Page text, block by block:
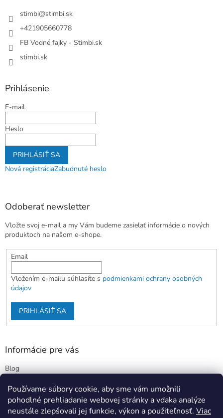
Používame súbory cookie, aby sme vám umožnili
pohodlné prehliadanie webovej stránky a vďaka analýze
neustále zlepšovali jej funkcie, výkon a použiteľnosť. Viac
stimbi@stimbi.sk
+421905660778
FB Vodné fajky - Stimbi.sk
stimbi.sk
Prihlásenie
E-mail
Heslo
PRIHLÁSIŤ SA
Nová registráciaZabudnuté heslo
Odoberať newsletter
Vložte svoj e-mail a my Vám budeme zasielať informácie o nových
produktoch na našom e-shope.
Email
Vložením e-mailu súhlasíte s podmienkami ochrany osobných
údajov
PRIHLÁSIŤ SA
Informácie pre vás
Blog
Obchodné podmienky
Podmienky ochrany osobných údajov